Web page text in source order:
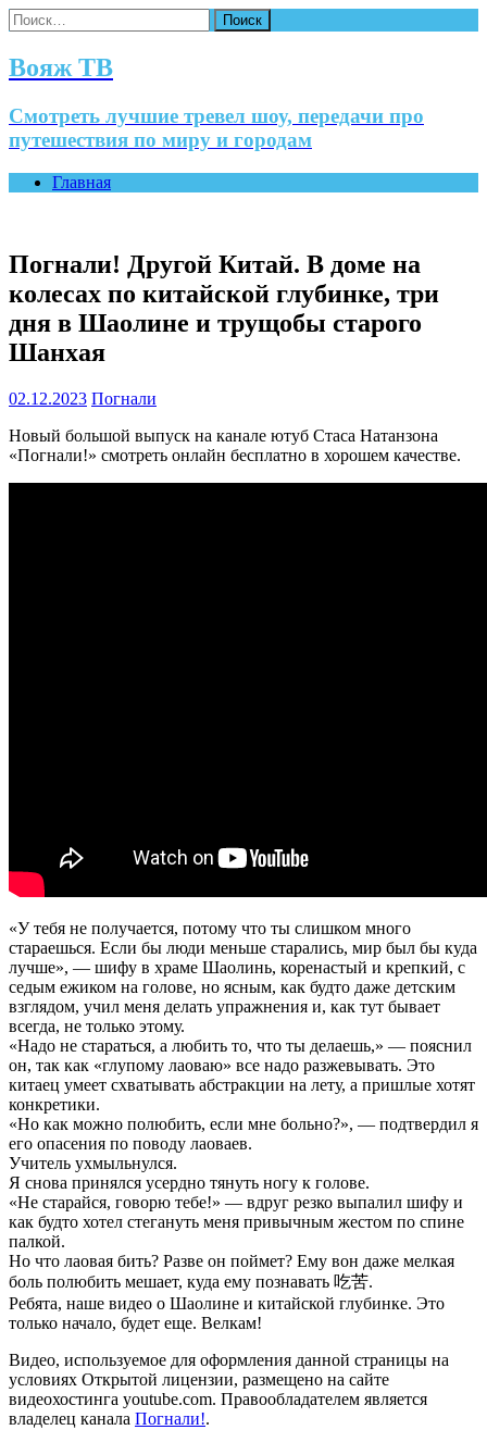
Найти:
Вояж ТВ
Смотреть лучшие тревел шоу, передачи про
путешествия по миру и городам
Главная
Погнали! Другой Китай. В доме на
колесах по китайской глубинке, три
дня в Шаолине и трущобы старого
Шанхая
02.12.2023 Погнали
Новый большой выпуск на канале ютуб Стаса Натанзона
«Погнали!» смотреть онлайн бесплатно в хорошем качестве.
«У тебя не получается, потому что ты слишком много
стараешься. Если бы люди меньше старались, мир был бы куда
лучше», — шифу в храме Шаолинь, коренастый и крепкий, с
седым ежиком на голове, но ясным, как будто даже детским
взглядом, учил меня делать упражнения и, как тут бывает
всегда, не только этому.
«Надо не стараться, а любить то, что ты делаешь,» — пояснил
он, так как «глупому лаоваю» все надо разжевывать. Это
китаец умеет схватывать абстракции на лету, а пришлые хотят
конкретики.
«Но как можно полюбить, если мне больно?», — подтвердил я
его опасения по поводу лаоваев.
Учитель ухмыльнулся.
Я снова принялся усердно тянуть ногу к голове.
«Не старайся, говорю тебе!» — вдруг резко выпалил шифу и
как будто хотел стегануть меня привычным жестом по спине
палкой.
Но что лаовая бить? Разве он поймет? Ему вон даже мелкая
боль полюбить мешает, куда ему познавать 吃苦.
Ребята, наше видео о Шаолине и китайской глубинке. Это
только начало, будет еще. Велкам!
Видео, используемое для оформления данной страницы на
условиях Открытой лицензии, размещено на сайте
видеохостинга youtube.com. Правообладателем является
владелец канала Погнали!.